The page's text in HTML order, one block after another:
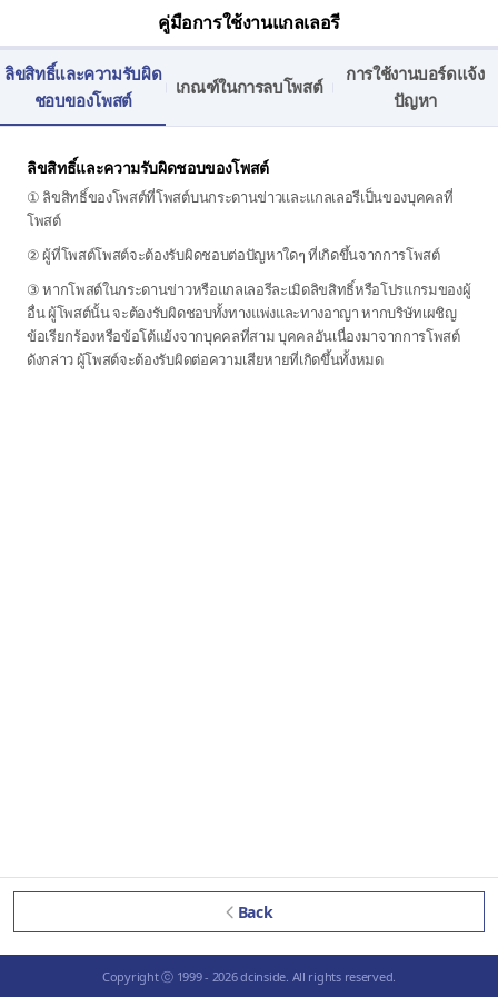
คู่มือการใช้งานแกลเลอรี
ลิขสิทธิ์และความรับผิด
ชอบของโพสต์
เกณฑ์ในการลบโพสต์
การใช้งานบอร์ดแจ้ง
ปัญหา
ลิขสิทธิ์และความรับผิดชอบของโพสต์
① ลิขสิทธิ์ของโพสต์ที่โพสต์บนกระดานข่าวและแกลเลอรีเป็นของบุคคลที่
โพสต์
② ผู้ที่โพสต์โพสต์จะต้องรับผิดชอบต่อปัญหาใดๆ ที่เกิดขึ้นจากการโพสต์
③ หากโพสต์ในกระดานข่าวหรือแกลเลอรีละเมิดลิขสิทธิ์หรือโปรแกรมของผู้
อื่น ผู้โพสต์นั้น จะต้องรับผิดชอบทั้งทางแพ่งและทางอาญา หากบริษัทเผชิญ
ข้อเรียกร้องหรือข้อโต้แย้งจากบุคคลที่สาม บุคคลอันเนื่องมาจากการโพสต์
ดังกล่าว ผู้โพสต์จะต้องรับผิดต่อความเสียหายที่เกิดขึ้นทั้งหมด
Back
Copyright ⓒ 1999 - 2026 dcinside. All rights reserved.